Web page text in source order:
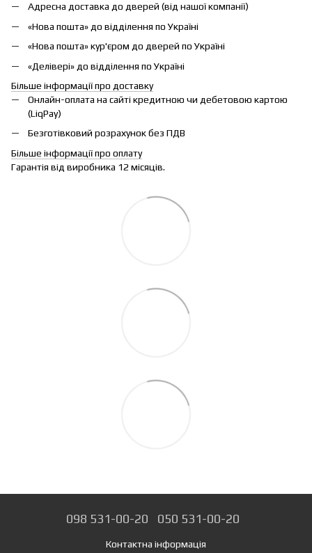
Адресна доставка до дверей (від нашої компанії)
«Нова пошта» до відділення по Україні
«Нова пошта» кур'єром до дверей по Україні
«Делівері» до відділення по Україні
Більше інформації про доставку
Онлайн-оплата на сайті кредитною чи дебетовою картою
(LiqPay)
Безготівковий розрахунок без ПДВ
Більше інформації про оплату
Гарантія від виробника 12 місяців.
098 531-00-20 050 531-00-20
Контактна інформація